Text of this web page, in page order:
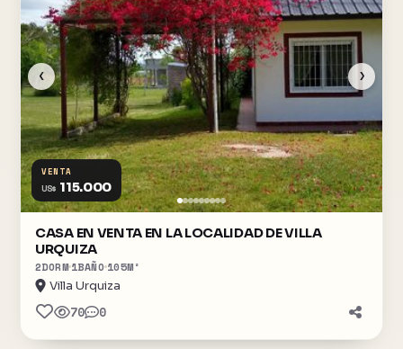
‹ ›
VENTA
US$ 115.000
CASA EN VENTA EN LA LOCALIDAD DE VILLA
URQUIZA
2DORM 1BAÑO 105M²
Villa Urquiza
70 0